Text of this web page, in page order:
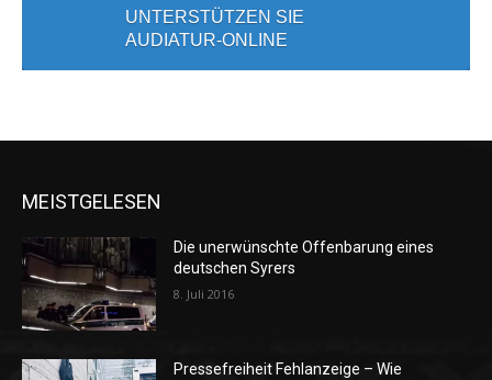
UNTERSTÜTZEN SIE
AUDIATUR-ONLINE
MEISTGELESEN
Die unerwünschte Offenbarung eines
deutschen Syrers
8. Juli 2016
Pressefreiheit Fehlanzeige – Wie